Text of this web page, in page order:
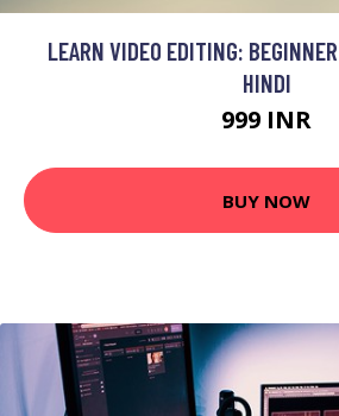
LEARN VIDEO EDITING:
HINDI
999 INR
BUY NOW